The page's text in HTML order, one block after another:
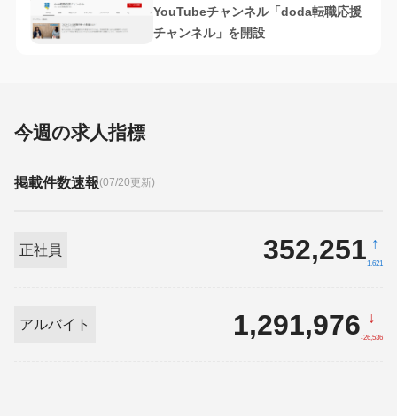
YouTubeチャンネル「doda転職応援
チャンネル」を開設
今週の求人指標
掲載件数速報(07/20更新)
正社員 352,251 ↑
1,621
アルバイト 1,291,976 ↓
-26,536